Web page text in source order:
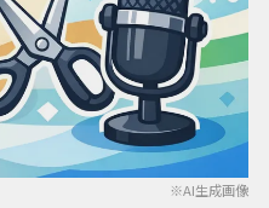
※AI生成画像